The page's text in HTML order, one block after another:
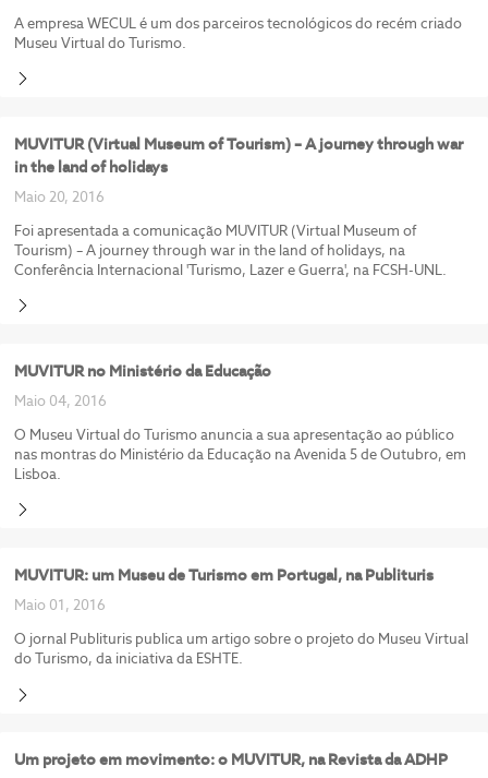
A empresa WECUL é um dos parceiros tecnológicos do recém criado
Museu Virtual do Turismo.
MUVITUR (Virtual Museum of Tourism) – A journey through war
in the land of holidays
Maio 20, 2016
Foi apresentada a comunicação MUVITUR (Virtual Museum of
Tourism) – A journey through war in the land of holidays, na
Conferência Internacional 'Turismo, Lazer e Guerra', na FCSH-UNL.
MUVITUR no Ministério da Educação
Maio 04, 2016
O Museu Virtual do Turismo anuncia a sua apresentação ao público
nas montras do Ministério da Educação na Avenida 5 de Outubro, em
Lisboa.
MUVITUR: um Museu de Turismo em Portugal, na Publituris
Maio 01, 2016
O jornal Publituris publica um artigo sobre o projeto do Museu Virtual
do Turismo, da iniciativa da ESHTE.
Um projeto em movimento: o MUVITUR, na Revista da ADHP